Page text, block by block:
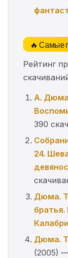
🔥 Самые
Рейтинг
А.
390
24.
Дюма.
Дюма.
(2005)